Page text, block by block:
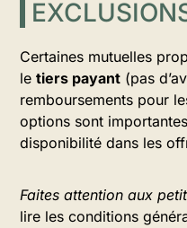
Certaines mutuelles
le tiers payant (pas
remboursements pour
options sont
disponibilité dans les
Faites attention aux
lire les conditions